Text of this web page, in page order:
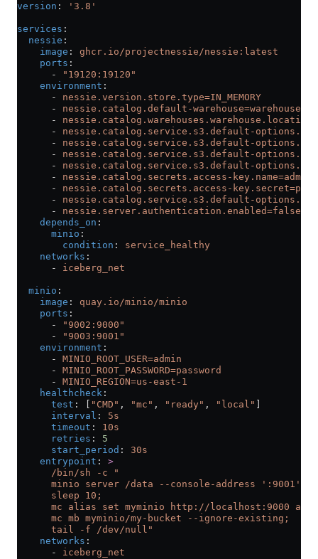
version : '3.8'
services :
  nessie
:
    image
: ghcr.io/projectnessie/nessie:latest
    ports
:
      -
"19120:19120"
    environment
:
      -
nessie.version.store.type=IN_MEMORY
      -
nessie.catalog.default-warehouse=warehouse
      -
      -
nessie.catalog.service.s3.default-
      -
nessie.catalog.service.s3.default-
      -
nessie.catalog.service.s3.default-
      -
nessie.catalog.service.s3.default-
      -
nessie.catalog.secrets.access-key.name=admin
      -
nessie.catalog.secrets.access-
      -
nessie.catalog.service.s3.default-
      -
nessie.server.authentication.enabled=false
    depends_on
:
      minio
:
        condition
: service_healthy
    networks
:
      -
iceberg_net
  minio
:
    image
: quay.io/minio/minio
    ports
:
      -
"9002:9000"
      -
"9003:9001"
    environment
:
      -
MINIO_ROOT_USER=admin
      -
MINIO_ROOT_PASSWORD=password
      -
MINIO_REGION=us-east-1
    healthcheck
:
      test
: [ "CMD" , "mc" , "ready" , "local"
      interval
: 5s
      timeout
: 10s
      retries
: 5
      start_period
: 30s
    entrypoint
: >
      /bin/sh -c "
      minio server /data --console-address ':9001' &
      sleep 10;
mc alias set myminio http://localhost:9000
      mc mb myminio/my-bucket --ignore-existing;
      tail -f /dev/null"
    networks
:
      -
iceberg_net